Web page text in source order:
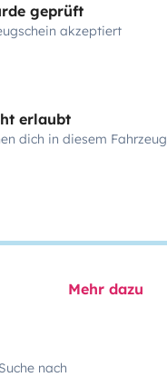
geprüft
akzeptiert
erlaubt
dich in diesem Fahrzeug
Mehr dazu
nach